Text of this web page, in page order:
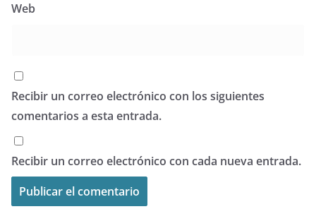
Web
Recibir un correo electrónico con los siguientes
comentarios a esta entrada.
Recibir un correo electrónico con cada nueva entrada.